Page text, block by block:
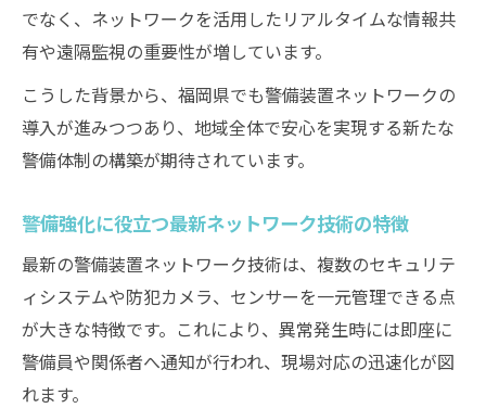
警備体制を強化する装置ネットワークとは
警備装置ネットワークで守る地域の安心
警備の精度を上げるネットワーク活用事例
警備強化のためのネットワーク最新動向
防犯意識が高まる福岡県で選ぶべき警備法
警備装置ネットワークの導入が広がる理由
警備効果を高める最適な装置選びのコツ
地域防犯に強い警備システムの特徴とは
でなく、ネットワークを活用したリアルタイムな情報共
有や遠隔監視の重要性が増しています。
こうした背景から、福岡県でも警備装置ネットワークの
導入が進みつつあり、地域全体で安心を実現する新たな
警備体制の構築が期待されています。
警備強化に役立つ最新ネットワーク技術の特徴
最新の警備装置ネットワーク技術は、複数のセキュリテ
ィシステムや防犯カメラ、センサーを一元管理できる点
が大きな特徴です。これにより、異常発生時には即座に
警備員や関係者へ通知が行われ、現場対応の迅速化が図
れます。